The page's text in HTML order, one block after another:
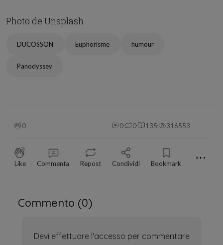
Photo de Unsplash
DUCOSSON Euphorisme humour
Panodyssey
0 0 0 135 316553
Like Commenta Repost Condividi Bookmark ⋯
Commento (0)
Devi effettuare l'accesso per commentare